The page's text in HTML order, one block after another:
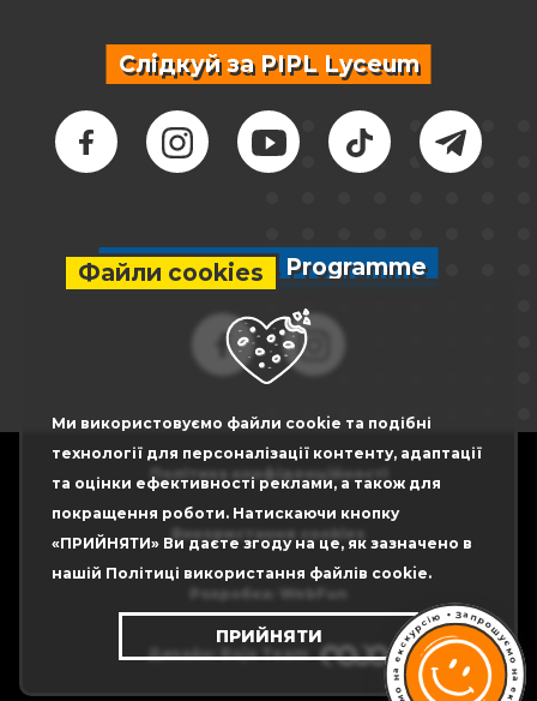
Слідкуй за PIPL Lyceum
Слідкуй за IB Programme
Дизайн: Rojo Team
Розробка: WebFun
Політика конфіденційності
Використання cookies
За прошує
м
о
н
а
е
к
м
о
н
а
е
к
с
курсію •
Файли cookies
Ми використовуємо файли cookie та подібні
технології для персоналізації контенту, адаптації
та оцінки ефективності реклами, а також для
покращення роботи. Натискаючи кнопку
«ПРИЙНЯТИ» Ви даєте згоду на це, як зазначено в
нашій Політиці використання файлів cookie.
ПРИЙНЯТИ